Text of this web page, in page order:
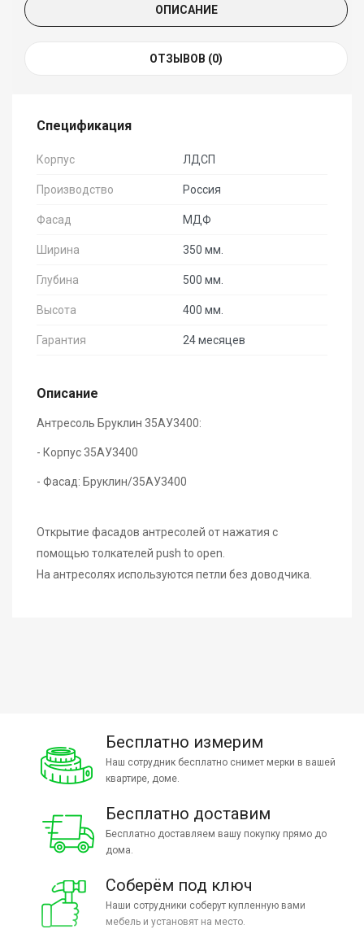
ОПИСАНИЕ
ОТЗЫВОВ (0)
Спецификация
Корпус ЛДСП
Производство Россия
Фасад МДФ
Ширина 350 мм.
Глубина 500 мм.
Высота 400 мм.
Гарантия 24 месяцев
Описание
Антресоль Бруклин 35АУ3400:
- Корпус 35АУ3400
- Фасад: Бруклин/35АУ3400
Открытие фасадов антресолей от нажатия с
помощью толкателей push to open.
На антресолях используются петли без доводчика.
Бесплатно измерим
Наш сотрудник бесплатно снимет мерки в вашей
квартире, доме.
Бесплатно доставим
Бесплатно доставляем вашу покупку прямо до
дома.
Соберём под ключ
Наши сотрудники соберут купленную вами
мебель и установят на место.